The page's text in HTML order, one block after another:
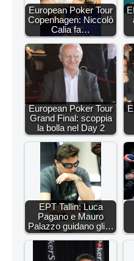
European Poker Tour
Copenhagen: Niccolò
Calia fa…
European Poker Tour
Grand Final: scoppia
la bolla nel Day 2
EPT Tallin: Luca
Pagano e Mauro
Palazzo guidano gli…